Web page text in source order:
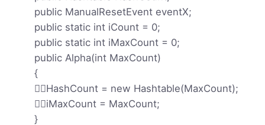
public ManualResetEvent eventX;
public static int iCount = 0;
public static int iMaxCount = 0;
public Alpha(int MaxCount)
{
HashCount = new Hashtable(MaxCount);
iMaxCount = MaxCount;
}